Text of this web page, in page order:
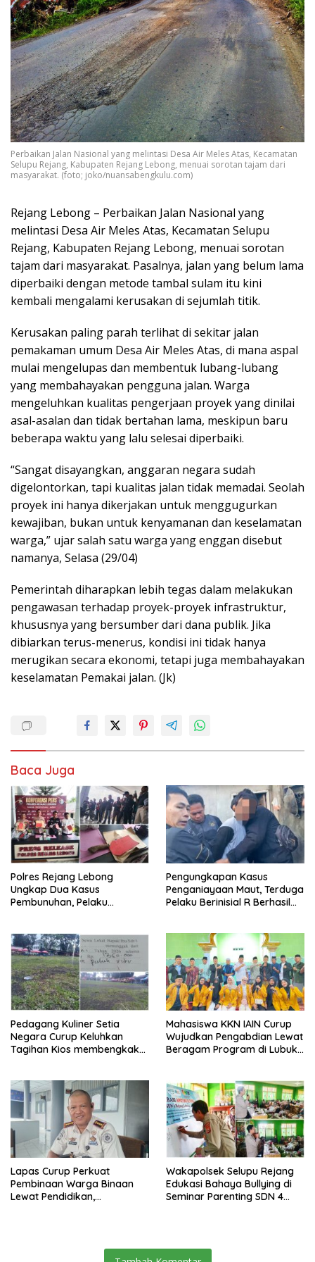
Perbaikan Jalan Nasional yang melintasi Desa Air Meles Atas, Kecamatan
Selupu Rejang, Kabupaten Rejang Lebong, menuai sorotan tajam dari
masyarakat. (foto; joko/nuansabengkulu.com)
Rejang Lebong – Perbaikan Jalan Nasional yang
melintasi Desa Air Meles Atas, Kecamatan Selupu
Rejang, Kabupaten Rejang Lebong, menuai sorotan
tajam dari masyarakat. Pasalnya, jalan yang belum lama
diperbaiki dengan metode tambal sulam itu kini
kembali mengalami kerusakan di sejumlah titik.
Kerusakan paling parah terlihat di sekitar jalan
pemakaman umum Desa Air Meles Atas, di mana aspal
mulai mengelupas dan membentuk lubang-lubang
yang membahayakan pengguna jalan. Warga
mengeluhkan kualitas pengerjaan proyek yang dinilai
asal-asalan dan tidak bertahan lama, meskipun baru
beberapa waktu yang lalu selesai diperbaiki.
“Sangat disayangkan, anggaran negara sudah
digelontorkan, tapi kualitas jalan tidak memadai. Seolah
proyek ini hanya dikerjakan untuk menggugurkan
kewajiban, bukan untuk kenyamanan dan keselamatan
warga,” ujar salah satu warga yang enggan disebut
namanya, Selasa (29/04)
Pemerintah diharapkan lebih tegas dalam melakukan
pengawasan terhadap proyek-proyek infrastruktur,
khususnya yang bersumber dari dana publik. Jika
dibiarkan terus-menerus, kondisi ini tidak hanya
merugikan secara ekonomi, tetapi juga membahayakan
keselamatan Pemakai jalan. (Jk)
Baca Juga
Polres Rejang Lebong
Ungkap Dua Kasus
Pembunuhan, Pelaku
Pengungkapan Kasus
Penganiayaan Maut, Terduga
Pelaku Berinisial R Berhasil
Pedagang Kuliner Setia
Negara Curup Keluhkan
Tagihan Kios membengkak
Mahasiswa KKN IAIN Curup
Wujudkan Pengabdian Lewat
Beragam Program di Lubuk
Lapas Curup Perkuat
Pembinaan Warga Binaan
Lewat Pendidikan,
Wakapolsek Selupu Rejang
Edukasi Bahaya Bullying di
Seminar Parenting SDN 4